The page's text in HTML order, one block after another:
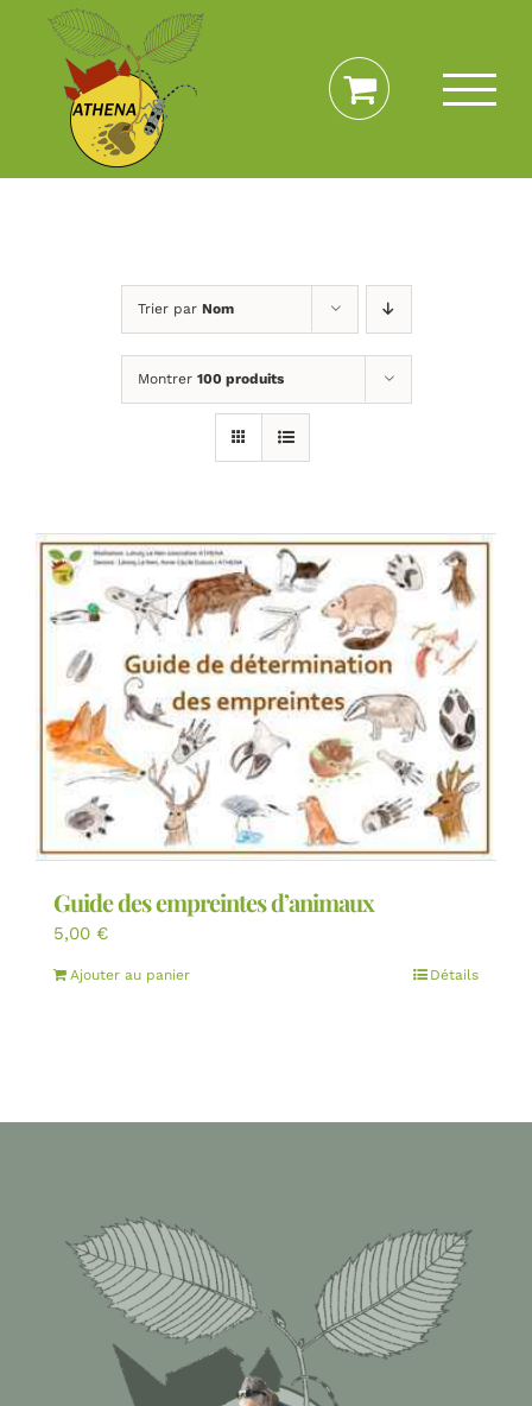
Passer
contenu
Trier par Nom
Montrer 100 produits
Guide des empreintes d’animaux
5,00 €
Ajouter au panier Détails